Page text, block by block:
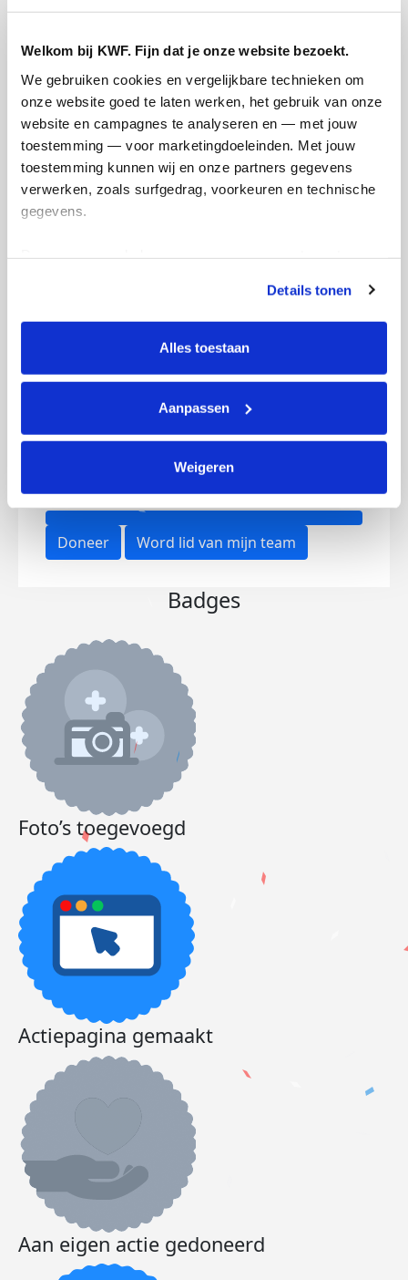
Welkom bij KWF. Fijn dat je onze website bezoekt.
We gebruiken cookies en vergelijkbare technieken om
onze website goed te laten werken, het gebruik van onze
website en campagnes te analyseren en — met jouw
toestemming — voor marketingdoeleinden. Met jouw
toestemming kunnen wij en onze partners gegevens
verwerken, zoals surfgedrag, voorkeuren en technische
gegevens.
tonen. Je kunt je toestemming op elk moment wijzigen of
intrekken via Cookie instellingen onderaan de pagina. De
lijst met cookies is te vinden in het tabblad “details”.
Details tonen
Alles toestaan
Aanpassen
Weigeren
Creditcard
Referentie
Ik wil bijdragen aan de transactiekosten
en betaal €0.75 extra.
Doneer nu
€2.266 €2.000
Doneer Word lid van mijn team
Badges
Foto’s toegevoegd
Actiepagina gemaakt
Aan eigen actie gedoneerd